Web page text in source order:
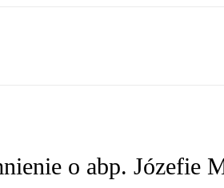
o abp. Józefie